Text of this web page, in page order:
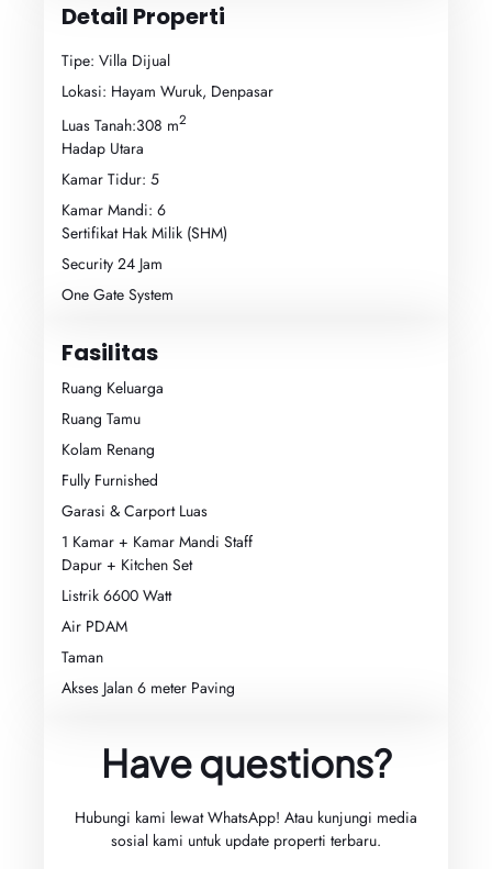
Detail Properti
Tipe: Villa Dijual
Lokasi: Hayam Wuruk, Denpasar
Luas Tanah:308 m2
Hadap Utara
Kamar Tidur: 5
Kamar Mandi: 6
Sertifikat Hak Milik (SHM)
Security 24 Jam
One Gate System
Fasilitas
Ruang Keluarga
Ruang Tamu
Kolam Renang
Fully Furnished
Garasi & Carport Luas
1 Kamar + Kamar Mandi Staff
Dapur + Kitchen Set
Listrik 6600 Watt
Air PDAM
Taman
Akses Jalan 6 meter Paving
Have questions?
Hubungi kami lewat WhatsApp! Atau kunjungi media
sosial kami untuk update properti terbaru.